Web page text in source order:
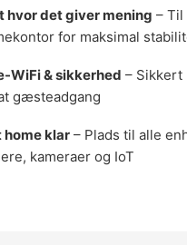
hvor det giver mening – Til
for maksimal
WiFi & sikkerhed –
gæsteadgang
home klar – Plads til alle
kameraer og IoT